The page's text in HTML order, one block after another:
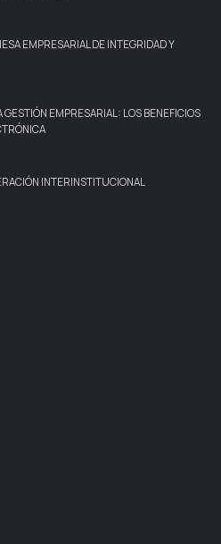
EMPRESARIAL DE INTEGRIDAD Y
EMPRESARIAL: LOS BENEFICIOS
INTERINSTITUCIONAL